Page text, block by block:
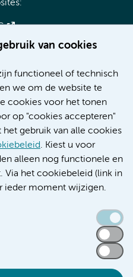
van cookies
functioneel of technisch
we om de website te
cookies voor het tonen
op "cookies accepteren"
gebruik van alle cookies
. Kiest u voor
alleen nog functionele en
Via het cookiebeleid (link in
ieder moment wijzigen.